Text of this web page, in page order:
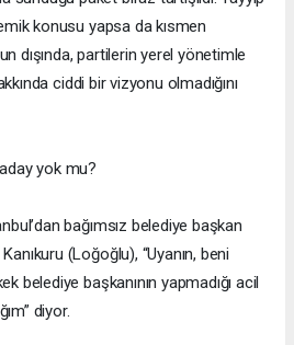
konusu yapsa da kısmen
dışında, partilerin yerel yönetimle
ciddi bir vizyonu olmadığını
yok mu?
bağımsız belediye başkan
(Loğoğlu), “Uyanın, beni
belediye başkanının yapmadığı acil
diyor.